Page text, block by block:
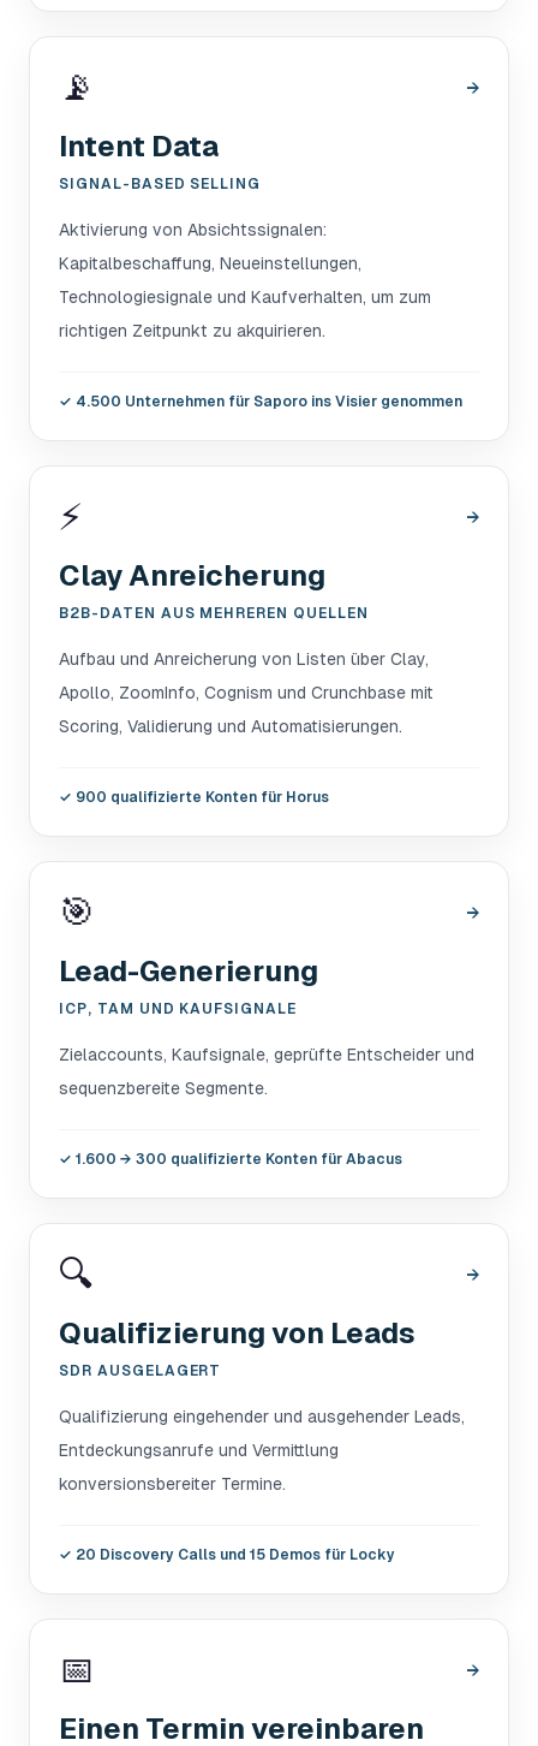
📡 →
Intent Data
SIGNAL-BASED SELLING
Aktivierung von Absichtssignalen:
Kapitalbeschaffung, Neueinstellungen,
Technologiesignale und Kaufverhalten, um zum
richtigen Zeitpunkt zu akquirieren.
✓ 4.500 Unternehmen für Saporo ins Visier genommen
⚡ →
Clay Anreicherung
B2B-DATEN AUS MEHREREN QUELLEN
Aufbau und Anreicherung von Listen über Clay,
Apollo, ZoomInfo, Cognism und Crunchbase mit
Scoring, Validierung und Automatisierungen.
✓ 900 qualifizierte Konten für Horus
🎯 →
Lead-Generierung
ICP, TAM UND KAUFSIGNALE
Zielaccounts, Kaufsignale, geprüfte Entscheider und
sequenzbereite Segmente.
✓ 1.600 → 300 qualifizierte Konten für Abacus
🔍 →
Qualifizierung von Leads
SDR AUSGELAGERT
Qualifizierung eingehender und ausgehender Leads,
Entdeckungsanrufe und Vermittlung
konversionsbereiter Termine.
✓ 20 Discovery Calls und 15 Demos für Locky
📅 →
Einen Termin vereinbaren